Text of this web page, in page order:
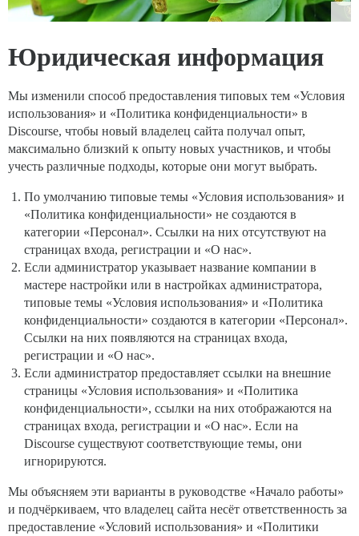
Юридическая информация
Мы изменили способ предоставления типовых тем «Условия
использования» и «Политика конфиденциальности» в
Discourse, чтобы новый владелец сайта получал опыт,
максимально близкий к опыту новых участников, и чтобы
учесть различные подходы, которые они могут выбрать.
По умолчанию типовые темы «Условия использования» и
«Политика конфиденциальности» не создаются в
категории «Персонал». Ссылки на них отсутствуют на
страницах входа, регистрации и «О нас».
Если администратор указывает название компании в
мастере настройки или в настройках администратора,
типовые темы «Условия использования» и «Политика
конфиденциальности» создаются в категории «Персонал».
Ссылки на них появляются на страницах входа,
регистрации и «О нас».
Если администратор предоставляет ссылки на внешние
страницы «Условия использования» и «Политика
конфиденциальности», ссылки на них отображаются на
страницах входа, регистрации и «О нас». Если на
Discourse существуют соответствующие темы, они
игнорируются.
Мы объясняем эти варианты в руководстве «Начало работы»
и подчёркиваем, что владелец сайта несёт ответственность за
предоставление «Условий использования» и «Политики